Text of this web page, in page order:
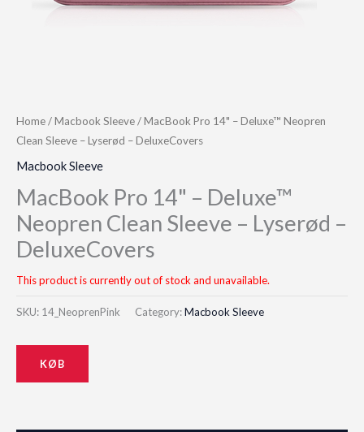
Home/Macbook Sleeve/ MacBook Pro 14" – Deluxe™ Neopren
Clean Sleeve – Lyserød – DeluxeCovers
Macbook Sleeve
MacBook Pro 14" – Deluxe™
Neopren Clean Sleeve – Lyserød –
DeluxeCovers
This product is currently out of stock and unavailable.
SKU: 14_NeoprenPink Category:Macbook Sleeve
KØB